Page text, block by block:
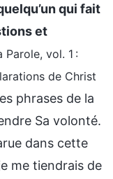
qui fait
et
Parole, vol. 1 :
de Christ
phrases de la
Sa volonté.
dans cette
me tiendrais de